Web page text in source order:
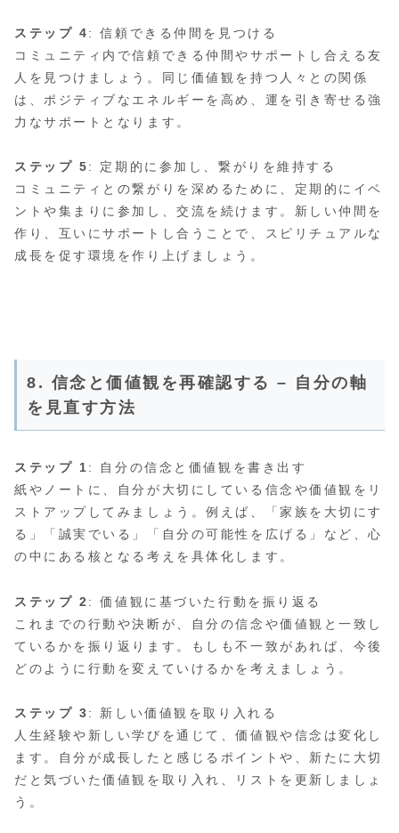
ステップ 4: 信頼できる仲間を見つける
コミュニティ内で信頼できる仲間やサポートし合える友
人を見つけましょう。同じ価値観を持つ人々との関係
は、ポジティブなエネルギーを高め、運を引き寄せる強
力なサポートとなります。
ステップ 5: 定期的に参加し、繋がりを維持する
コミュニティとの繋がりを深めるために、定期的にイベ
ントや集まりに参加し、交流を続けます。新しい仲間を
作り、互いにサポートし合うことで、スピリチュアルな
成長を促す環境を作り上げましょう。
8. 信念と価値観を再確認する – 自分の軸
を見直す方法
ステップ 1: 自分の信念と価値観を書き出す
紙やノートに、自分が大切にしている信念や価値観をリ
ストアップしてみましょう。例えば、「家族を大切にす
る」「誠実でいる」「自分の可能性を広げる」など、心
の中にある核となる考えを具体化します。
ステップ 2 : 価値観に基づいた行動を振り返る
これまでの行動や決断が、自分の信念や価値観と一致し
ているかを振り返ります。もしも不一致があれば、今後
どのように行動を変えていけるかを考えましょう。
ステップ 3: 新しい価値観を取り入れる
人生経験や新しい学びを通じて、価値観や信念は変化し
ます。自分が成長したと感じるポイントや、新たに大切
だと気づいた価値観を取り入れ、リストを更新しましょ
う。